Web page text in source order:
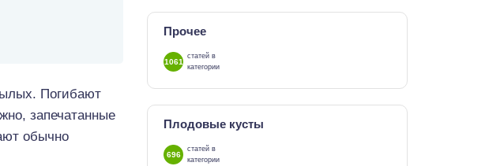
Погибают
запечатанные
обычно
Прочее
1061
статей в
категории
Плодовые кусты
696
статей в
категории